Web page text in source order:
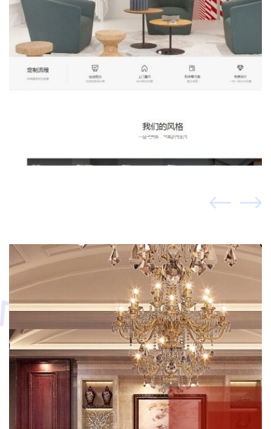
一站式家居家具定制平台